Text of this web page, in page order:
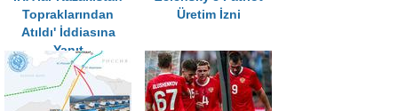
Topraklarından
Atıldı' İddiasına
Yanıt
Üretim İzni